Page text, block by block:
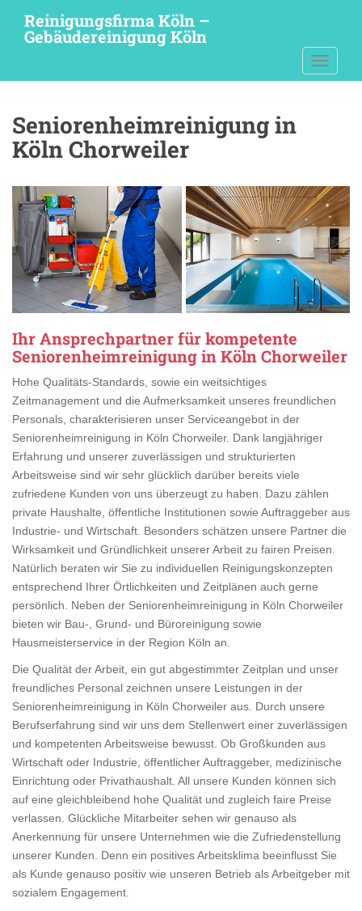
t
Reinigungsfirma Köln –
Gebäudereinigung Köln
Seniorenheimreinigung in
Köln Chorweiler
Ihr Ansprechpartner für kompetente
Seniorenheimreinigung in Köln Chorweiler
Hohe Qualitäts-Standards, sowie ein weitsichtiges
Zeitmanagement und die Aufmerksamkeit unseres freundlichen
Personals, charakterisieren unser Serviceangebot in der
Seniorenheimreinigung in Köln Chorweiler. Dank langjähriger
Erfahrung und unserer zuverlässigen und strukturierten
Arbeitsweise sind wir sehr glücklich darüber bereits viele
zufriedene Kunden von uns überzeugt zu haben. Dazu zählen
private Haushalte, öffentliche Institutionen sowie Auftraggeber aus
Industrie- und Wirtschaft. Besonders schätzen unsere Partner die
Wirksamkeit und Gründlichkeit unserer Arbeit zu fairen Preisen.
Natürlich beraten wir Sie zu individuellen Reinigungskonzepten
entsprechend Ihrer Örtlichkeiten und Zeitplänen auch gerne
persönlich. Neben der Seniorenheimreinigung in Köln Chorweiler
bieten wir Bau-, Grund- und Büroreinigung sowie
Hausmeisterservice in der Region Köln an.
Die Qualität der Arbeit, ein gut abgestimmter Zeitplan und unser
freundliches Personal zeichnen unsere Leistungen in der
Seniorenheimreinigung in Köln Chorweiler aus. Durch unsere
Berufserfahrung sind wir uns dem Stellenwert einer zuverlässigen
und kompetenten Arbeitsweise bewusst. Ob Großkunden aus
Wirtschaft oder Industrie, öffentlicher Auftraggeber, medizinische
Einrichtung oder Privathaushalt. All unsere Kunden können sich
auf eine gleichbleibend hohe Qualität und zugleich faire Preise
verlassen. Glückliche Mitarbeiter sehen wir genauso als
Anerkennung für unsere Unternehmen wie die Zufriedenstellung
unserer Kunden. Denn ein positives Arbeitsklima beeinflusst Sie
als Kunde genauso positiv wie unseren Betrieb als Arbeitgeber mit
sozialem Engagement.